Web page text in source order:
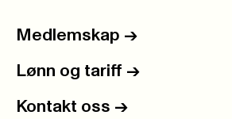
Medlemskap ->
Lønn og tariff ->
Kontakt oss ->